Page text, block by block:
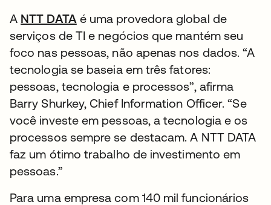
A NTT DATA é uma provedora global de
serviços de TI e negócios que mantém seu
foco nas pessoas, não apenas nos dados. “A
tecnologia se baseia em três fatores:
pessoas, tecnologia e processos”, afirma
Barry Shurkey, Chief Information Officer. “Se
você investe em pessoas, a tecnologia e os
processos sempre se destacam. A NTT DATA
faz um ótimo trabalho de investimento em
pessoas.”
Para uma empresa com 140 mil funcionários